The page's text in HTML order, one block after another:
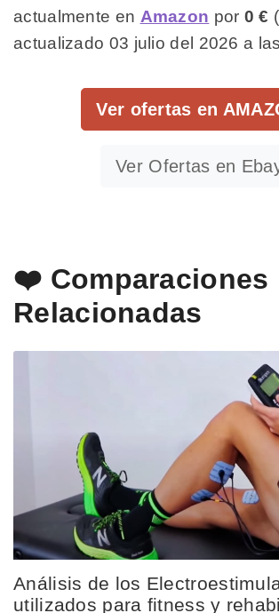
actualmente en Amazon por 0 €
actualizado 03 julio del 2026 a
Ver ofertas en
Ver Ofertas en
❤️ Comparaciones
Relacionadas
Análisis de los
utilizados para fitness y